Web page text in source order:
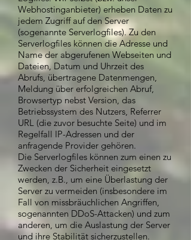
Webhostinganbieter) erheben Daten zu
jedem Zugriff auf den Server
(sogenannte Serverlogfiles). Zu den
Serverlogfiles können die Adresse und
Name der abgerufenen Webseiten und
Dateien, Datum und Uhrzeit des
Abrufs, übertragene Datenmengen,
Meldung über erfolgreichen Abruf,
Browsertyp nebst Version, das
Betriebssystem des Nutzers, Referrer
URL (die zuvor besuchte Seite) und im
Regelfall IP-Adressen und der
anfragende Provider gehören.
Die Serverlogfiles können zum einen zu
Zwecken der Sicherheit eingesetzt
werden, z.B., um eine Überlastung der
Server zu vermeiden (insbesondere im
Fall von missbräuchlichen Angriffen,
sogenannten DDoS-Attacken) und zum
anderen, um die Auslastung der Server
und ihre Stabilität sicherzustellen.